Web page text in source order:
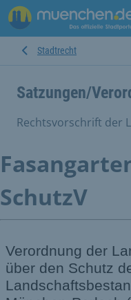
Stadtrecht
Satzungen/
Rechtsvorschrift der
SchutzV